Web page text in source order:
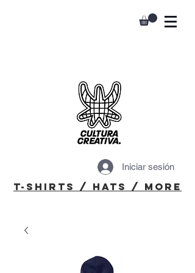
Iniciar sesión
T-Shirts / Hats / More